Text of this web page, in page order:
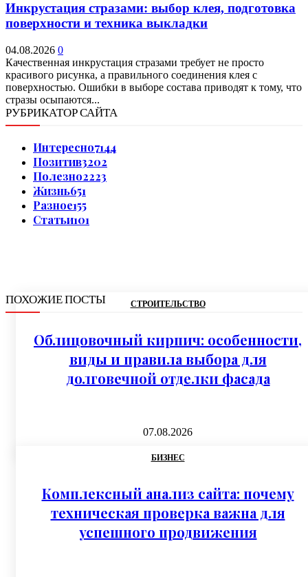
Инкрустация стразами: выбор клея, подготовка
поверхности и техника выкладки
04.08.2026 0
Качественная инкрустация стразами требует не просто
красивого рисунка, а правильного соединения клея с
поверхностью. Ошибки в выборе состава приводят к тому, что
стразы осыпаются...
РУБРИКАТОР САЙТА
Интересно7144
Позитив3202
Полезно2223
Жизнь651
Разное155
Статьи101
ПОХОЖИЕ ПОСТЫ СТРОИТЕЛЬСТВО
Облицовочный кирпич: особенности,
виды и правила выбора для
долговечной отделки фасада
07.08.2026
БИЗНЕС
Комплексный анализ сайта: почему
техническая проверка важна для
успешного продвижения